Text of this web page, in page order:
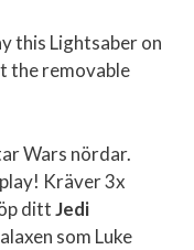
this Lightsaber on
the removable
Wars nördar.
Kräver 3x
dittJedi
som Luke